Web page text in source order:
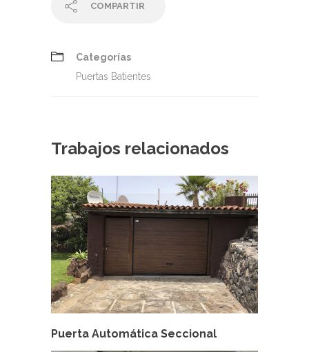
COMPARTIR
Categorías
Puertas Batientes
Trabajos relacionados
Puerta Automática Seccional